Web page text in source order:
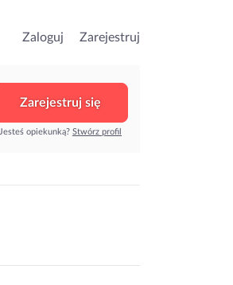
Zaloguj Zarejestruj
Zarejestruj się
Jesteś opiekunką? Stwórz profil